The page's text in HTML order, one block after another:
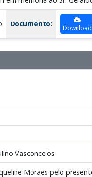
Documento: Download
Vasconcelos
Moraes pelo